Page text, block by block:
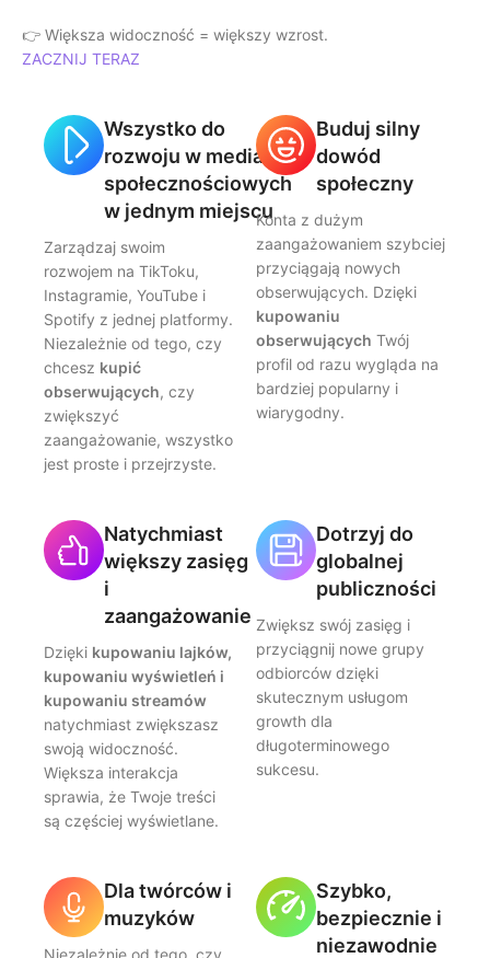
👉 Większa widoczność = większy wzrost.
ZACZNIJ TERAZ
Wszystko do
rozwoju w mediach
społecznościowych
w jednym miejscu
Zarządzaj swoim
rozwojem na TikToku,
Instagramie, YouTube i
Spotify z jednej platformy.
Niezależnie od tego, czy
chcesz kupić
obserwujących, czy
zwiększyć
zaangażowanie, wszystko
jest proste i przejrzyste.
Buduj silny
dowód
społeczny
Konta z dużym
zaangażowaniem szybciej
przyciągają nowych
obserwujących. Dzięki
kupowaniu
obserwujących Twój
profil od razu wygląda na
bardziej popularny i
wiarygodny.
Natychmiast
większy zasięg
i
zaangażowanie
Dzięki kupowaniu lajków,
kupowaniu wyświetleń i
kupowaniu streamów
natychmiast zwiększasz
swoją widoczność.
Większa interakcja
sprawia, że Twoje treści
są częściej wyświetlane.
Dotrzyj do
globalnej
publiczności
Zwiększ swój zasięg i
przyciągnij nowe grupy
odbiorców dzięki
skutecznym usługom
growth dla
długoterminowego
sukcesu.
Dla twórców i
muzyków
Niezależnie od tego, czy
Szybko,
bezpiecznie i
niezawodnie